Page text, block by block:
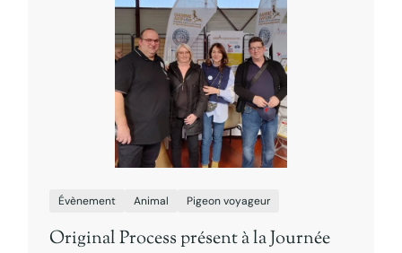
Évènement Animal Pigeon voyageur
Original Process présent à la Journée